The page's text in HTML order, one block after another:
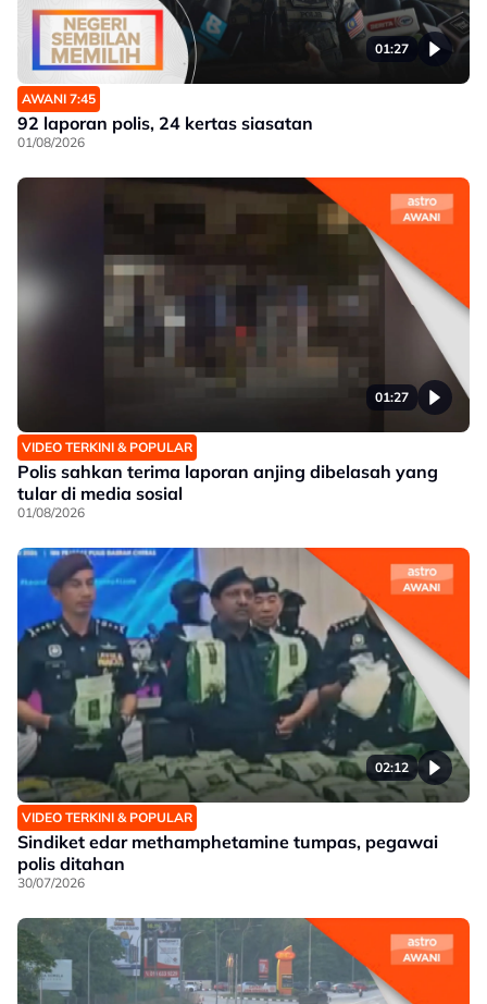
01:27
AWANI 7:45
92 laporan polis, 24 kertas siasatan
01/08/2026
01:27
VIDEO TERKINI & POPULAR
Polis sahkan terima laporan anjing dibelasah yang
tular di media sosial
01/08/2026
02:12
VIDEO TERKINI & POPULAR
Sindiket edar methamphetamine tumpas, pegawai
polis ditahan
30/07/2026